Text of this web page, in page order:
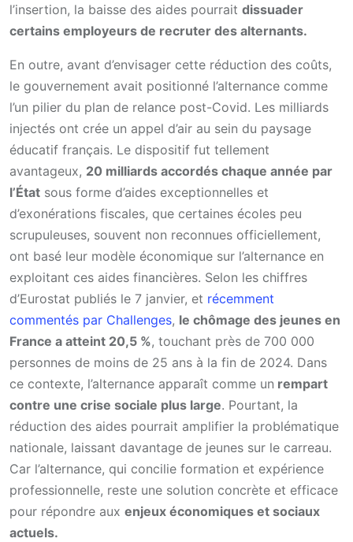
l’insertion, la baisse des aides pourrait dissuader
certains employeurs de recruter des alternants.
En outre, avant d’envisager cette réduction des coûts,
le gouvernement avait positionné l’alternance comme
l’un pilier du plan de relance post-Covid. Les milliards
injectés ont crée un appel d’air au sein du paysage
éducatif français. Le dispositif fut tellement
avantageux, 20 milliards accordés chaque année par
l’État sous forme d’aides exceptionnelles et
d’exonérations fiscales, que certaines écoles peu
scrupuleuses, souvent non reconnues officiellement,
ont basé leur modèle économique sur l’alternance en
exploitant ces aides financières. Selon les chiffres
d’Eurostat publiés le 7 janvier, et récemment
commentés par Challenges, le chômage des jeunes en
France a atteint 20,5 %, touchant près de 700 000
personnes de moins de 25 ans à la fin de 2024. Dans
ce contexte, l’alternance apparaît comme un rempart
contre une crise sociale plus large. Pourtant, la
réduction des aides pourrait amplifier la problématique
nationale, laissant davantage de jeunes sur le carreau.
Car l’alternance, qui concilie formation et expérience
professionnelle, reste une solution concrète et efficace
pour répondre aux enjeux économiques et sociaux
actuels.